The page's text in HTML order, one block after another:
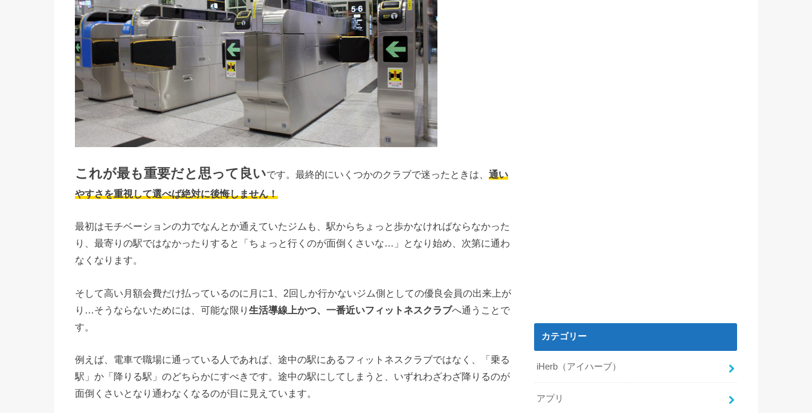
これが最も重要だと思って良いです。最終的にいくつかのクラブで迷ったときは、 通い
やすさを重視して選べば絶対に後悔しません！
最初はモチベーションの力でなんとか通えていたジムも、駅からちょっと歩かなければならなかった
り、最寄りの駅ではなかったりすると「ちょっと行くのが面倒くさいな…」となり始め、次第に通わ
なくなります。
そして高い月額会費だけ払っているのに月に1、2回しか行かないジム側としての優良会員の出来上が
り…そうならないためには、可能な限り 生活導線上かつ、一番近いフィットネスクラブへ通うことで
す。
例えば、電車で職場に通っている人であれば、途中の駅にあるフィットネスクラブではなく、「乗る
駅」か「降りる駅」のどちらかにすべきです。途中の駅にしてしまうと、いずれわざわざ降りるのが
面倒くさいとなり通わなくなるのが目に見えています。
カテゴリー
iHerb（アイハーブ）
アプリ